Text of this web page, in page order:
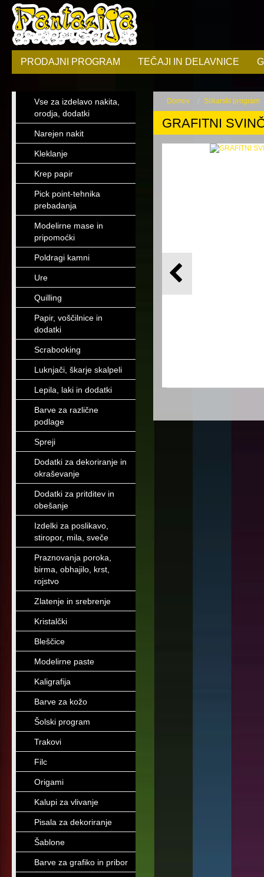
PRODAJNI PROGRAM TEČAJI IN DELAVNICE
Vse za izdelavo nakita,
orodja, dodatki
Narejen nakit
Kleklanje
Krep papir
Pick point-tehnika
prebadanja
Modelirne mase in
pripomoćki
Poldragi kamni
Ure
Quilling
Papir, voščilnice in
dodatki
Scrabooking
Luknjači, škarje skalpeli
Lepila, laki in dodatki
Barve za različne
podlage
Spreji
Dodatki za dekoriranje in
okraševanje
Dodatki za pritditev in
obešanje
Izdelki za poslikavo,
stiropor, mila, sveče
Praznovanja poroka,
birma, obhajilo, krst,
rojstvo
Zlatenje in srebrenje
Kristalčki
Bleščice
Modelirne paste
Kaligrafija
Barve za kožo
Šolski program
Trakovi
Filc
Origami
Kalupi za vlivanje
Pisala za dekoriranje
Šablone
Barve za grafiko in pribor
Domov Slikarski program
GRAFITNI